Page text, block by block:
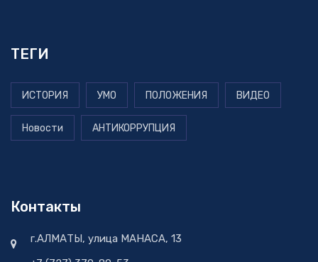
ТЕГИ
ИСТОРИЯ УМО ПОЛОЖЕНИЯ ВИДЕО
Новости АНТИКОРРУПЦИЯ
Контакты
г.АЛМАТЫ, улица МАНАСА, 13